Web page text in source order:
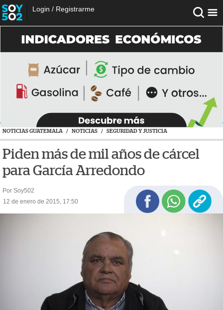
Login / Registrarme
NOTICIAS GUATEMALA / NOTICIAS / SEGURIDAD Y JUSTICIA
Piden más de mil años de cárcel
para García Arredondo
Por Soy502
12 de enero de 2015, 17:50